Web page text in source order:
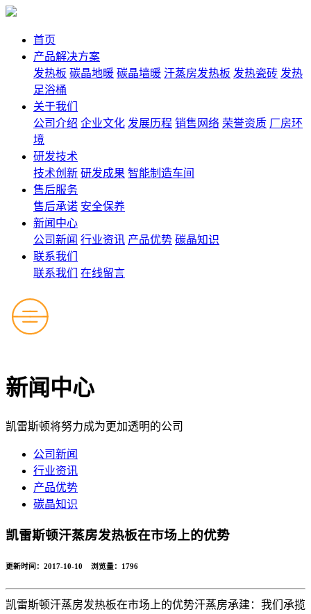
首页
产品解决方案
发热板 碳晶地暖 碳晶墙暖 汗蒸房发热板 发热瓷砖 发热
足浴桶
关于我们
公司介绍 企业文化 发展历程 销售网络 荣誉资质 厂房环
境
研发技术
技术创新 研发成果 智能制造车间
售后服务
售后承诺 安全保养
新闻中心
公司新闻 行业资讯 产品优势 碳晶知识
联系我们
联系我们
在线留言
新闻中心
凯雷斯顿将努力成为更加透明的公司
公司新闻
行业资讯
产品优势
碳晶知识
凯雷斯顿汗蒸房发热板在市场上的优势
更新时间：2017-10-10 浏览量： 1796
凯雷斯顿汗蒸房发热板在市场上的优势汗蒸房承建：我们承揽